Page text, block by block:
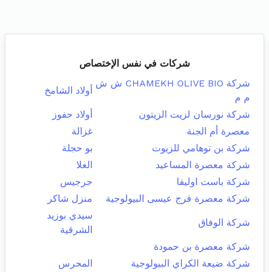
شركات في نفس الإختصاص
شركة CHAMEKH OLIVE BIO ش ش
م م
أولاد الشامخ
شركة نورسان لزيت الزيتون
أولاد حفوز
معصرة أم الجنة
غزالة
شركة بن توهامي للزيوت
بو حجلة
شركة معصرة المساعيد
العلا
شركة باست اوليفا
جرجيس
شركة معصرة فرج عيسى البيولوجية
منزل شاكر
شركة الوفاق
سيدي بوزيد
الشرقية
شركة معصرة بن حمودة
شركة ضيعة الكراي البيولوجية
المحرس